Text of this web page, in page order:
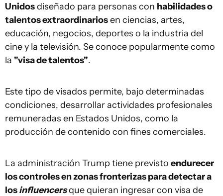
Unidosdiseñado para personas con habilidades o
talentos extraordinariosen ciencias, artes,
educación, negocios, deportes o la industria del
cine y la televisión. Se conoce popularmente como
la "visa de talentos".
Este tipo de visados permite, bajo determinadas
condiciones, desarrollar actividades profesionales
remuneradas en Estados Unidos, como la
producción de contenido con fines comerciales.
La administración Trump tiene previsto endurecer
los controles en zonas fronterizas para detectar a
losinfluencersque quieran ingresar con visa de